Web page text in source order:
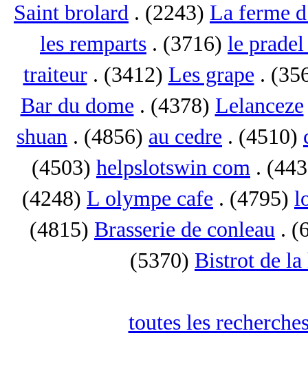
Saint brolard . (2243) La ferme
les remparts . (3716) le
traiteur. (3412) Les grape .
Bar du dome . (4378) Lelanceze
shuan . (4856) au cedre . (4510)
(4503) helpslotswin com .
(4248) L olympe cafe . (4795)
(4815) Brasserie de conleau .
(5370) Bistrot de la
toutes les